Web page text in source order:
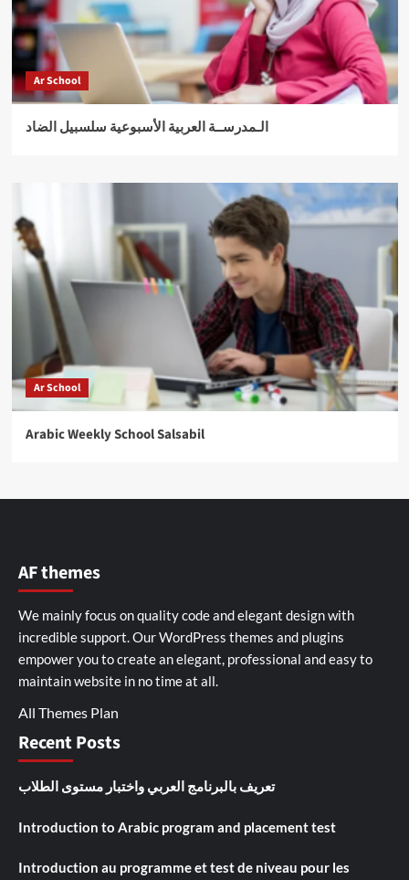
Ar School
الـمدرســة العربية الأسبوعية سلسبيل الضاد
Ar School
Arabic Weekly School Salsabil
AF themes
We mainly focus on quality code and elegant design with
incredible support. OurWordPress themes and plugins
empower you to create an elegant, professional and easy to
maintain website in no time at all.
All Themes Plan
Recent Posts
تعريف بالبرنامج العربي واختبار مستوى الطلاب
Introduction to Arabic program and placement test
Introduction au programme et test de niveau pour les